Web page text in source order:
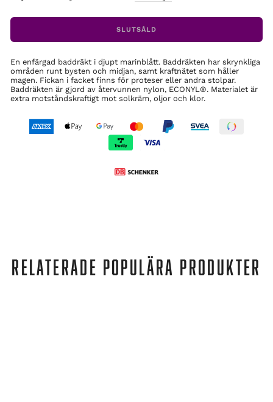
SLUTSÅLD
En enfärgad baddräkt i djupt marinblått. Baddräkten har skrynkliga
områden runt bysten och midjan, samt kraftnätet som håller
magen. Fickan i facket finns för proteser eller andra stolpar.
Baddräkten är gjord av återvunnen nylon, ECONYL®. Materialet är
extra motståndskraftigt mot solkräm, oljor och klor.
RELATERADE POPULÄRA PRODUKTER